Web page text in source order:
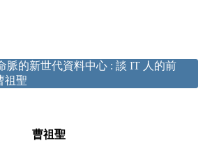
脈的新世代資料中心 : 談 IT 人的前
祖聖
曹祖聖